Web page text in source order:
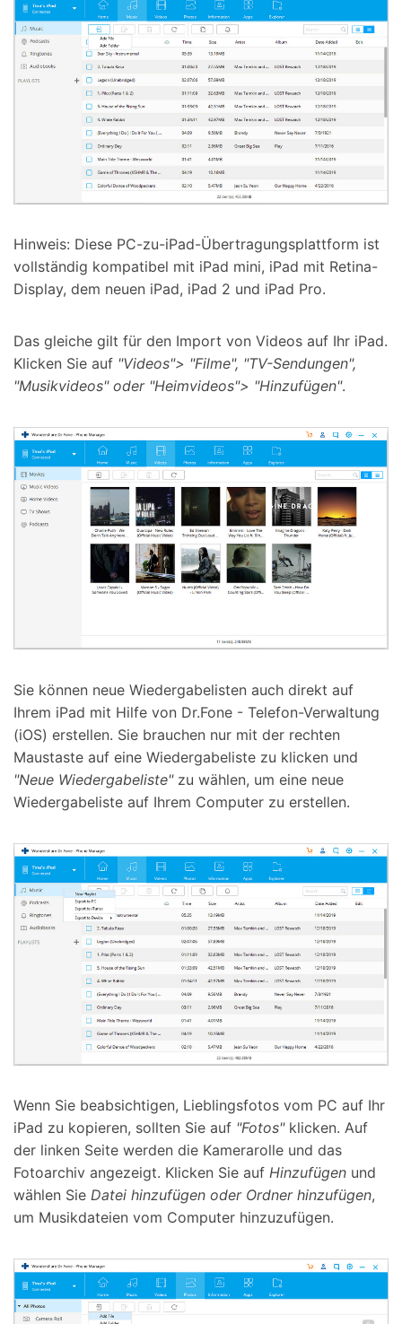
Hinweis: Diese PC-zu-iPad-Übertragungsplattform ist
vollständig kompatibel mit iPad mini, iPad mit Retina-
Display, dem neuen iPad, iPad 2 und iPad Pro.
Das gleiche gilt für den Import von Videos auf Ihr iPad.
Klicken Sie auf "Videos"> "Filme", "TV-Sendungen",
"Musikvideos" oder "Heimvideos"> "Hinzufügen".
Sie können neue Wiedergabelisten auch direkt auf
Ihrem iPad mit Hilfe von Dr.Fone - Telefon-Verwaltung
(iOS) erstellen. Sie brauchen nur mit der rechten
Maustaste auf eine Wiedergabeliste zu klicken und
"Neue Wiedergabeliste"zu wählen, um eine neue
Wiedergabeliste auf Ihrem Computer zu erstellen.
Wenn Sie beabsichtigen, Lieblingsfotos vom PC auf Ihr
iPad zu kopieren, sollten Sie auf "Fotos"klicken. Auf
der linken Seite werden die Kamerarolle und das
Fotoarchiv angezeigt. Klicken Sie auf Hinzufügen und
wählen Sie Datei hinzufügen oder Ordner hinzufügen,
um Musikdateien vom Computer hinzuzufügen.